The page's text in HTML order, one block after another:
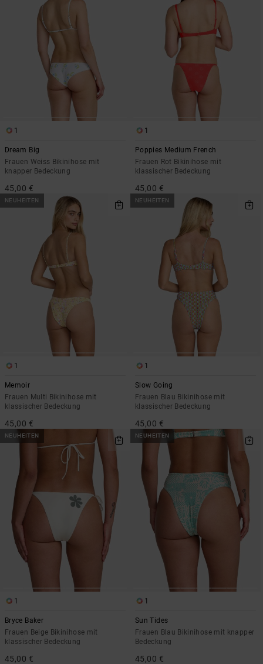
1
Dream Big
Frauen Weiss Bikinihose mit
knapper Bedeckung
45,00 €
1
Poppies Medium French
Frauen Rot Bikinihose mit
klassischer Bedeckung
45,00 €
NEUHEITEN
1
Memoir
Frauen Multi Bikinihose mit
klassischer Bedeckung
45,00 €
NEUHEITEN
1
Slow Going
Frauen Blau Bikinihose mit
klassischer Bedeckung
45,00 €
NEUHEITEN
1
Bryce Baker
Frauen Beige Bikinihose mit
klassischer Bedeckung
45,00 €
NEUHEITEN
1
Sun Tides
Frauen Blau Bikinihose mit knapper
Bedeckung
45,00 €